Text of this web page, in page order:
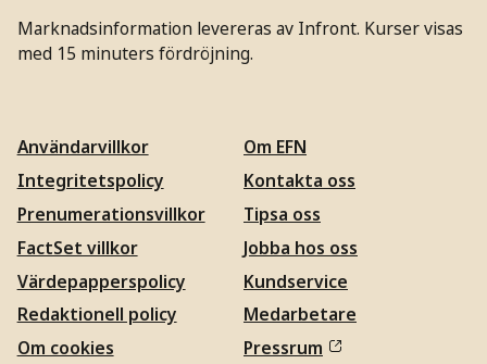
Marknadsinformation levereras av Infront. Kurser visas
med 15 minuters fördröjning.
Användarvillkor
Integritetspolicy
Prenumerationsvillkor
FactSet villkor
Värdepapperspolicy
Redaktionell policy
Om cookies
Om EFN
Kontakta oss
Tipsa oss
Jobba hos oss
Kundservice
Medarbetare
Pressrum